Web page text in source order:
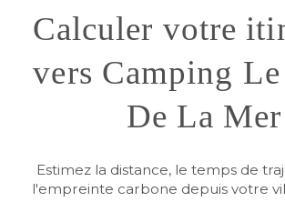
Calculer votre
vers Camping
De La Mer
Estimez la distance, le temps de
l'empreinte carbone depuis votre